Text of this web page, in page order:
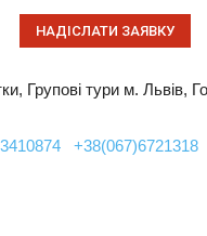
Групові тури м.
+38(067)6721318